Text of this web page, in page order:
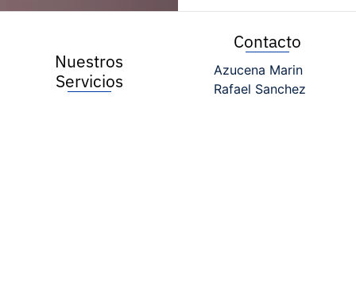
Contacto
Azucena Marin
Rafael Sanchez
Nuestros
Servicios